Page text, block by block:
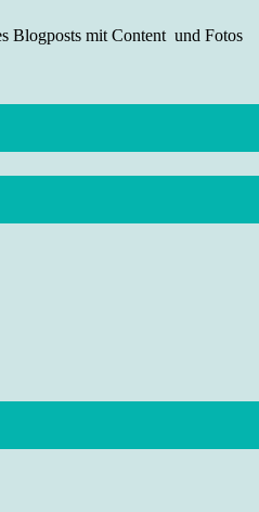
Blogposts mit Content und Fotos